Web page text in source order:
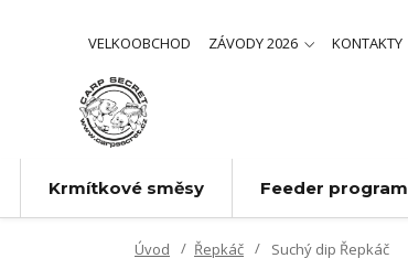
VELKOOBCHOD ZÁVODY 2026 KONTAKTY
Krmítkové směsy Feeder program
Úvod Řepkáč Suchý dip Řepkáč